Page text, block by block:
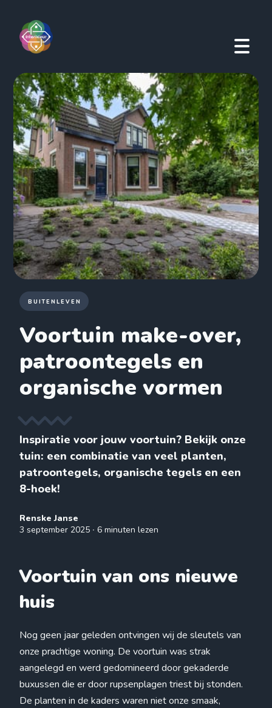
BUITENLEVEN
Voortuin make-over,
patroontegels en
organische vormen
Inspiratie voor jouw voortuin? Bekijk onze
tuin: een combinatie van veel planten,
patroontegels, organische tegels en een
8-hoek!
Renske Janse
3 september 2025 ∙ 6 minuten lezen
Voortuin van ons nieuwe
huis
Nog geen jaar geleden ontvingen wij de sleutels van
onze prachtige woning. De voortuin was strak
aangelegd en werd gedomineerd door gekaderde
buxussen die er door rupsenplagen triest bij stonden.
De planten in de kaders waren niet onze smaak,